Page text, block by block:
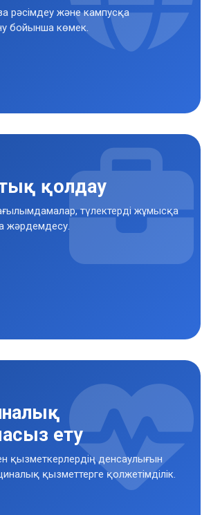
рәсімдеу және кампусқа
бойынша көмек.
қолдау
түлектерді жұмысқа
жәрдемдесу.
ету
қызметкерлердің денсаулығын
қызметтерге қолжетімділік.